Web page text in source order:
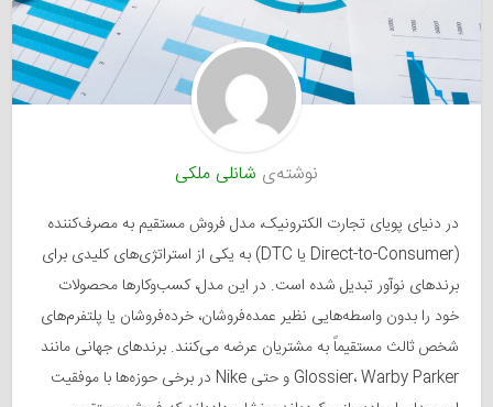
نوشته‌ی شانلی ملکی
در دنیای پویای تجارت الکترونیک، مدل فروش مستقیم به مصرف‌کننده
(Direct-to-Consumer یا DTC) به یکی از استراتژی‌های کلیدی برای
برندهای نوآور تبدیل شده است. در این مدل، کسب‌وکارها محصولات
خود را بدون واسطه‌هایی نظیر عمده‌فروشان، خرده‌فروشان یا پلتفرم‌های
شخص ثالث مستقیماً به مشتریان عرضه می‌کنند. برندهای جهانی مانند
Glossier، Warby Parker و حتی Nike در برخی حوزه‌ها با موفقیت